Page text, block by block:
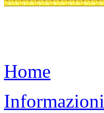
Home
Informazioni